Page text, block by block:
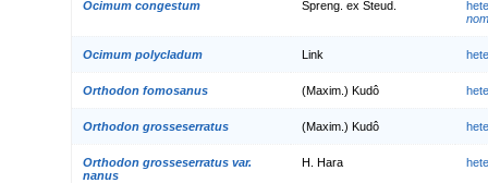
Ocimum congestum Spreng. ex Steud.
Ocimum polycladum Link
Orthodon fomosanus (Maxim.) Kudô
Orthodon grosseserratus (Maxim.) Kudô
Orthodon grosseserratus var.
nanus
H. Hara